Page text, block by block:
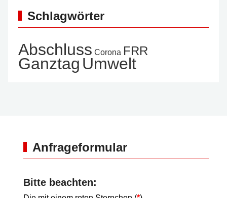
Schlagwörter
Abschluss Corona FRR
Ganztag Umwelt
Anfrageformular
Bitte beachten: